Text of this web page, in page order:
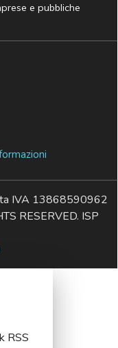
e pubbliche
IVA 13868590962
RESERVED. ISP
RSS